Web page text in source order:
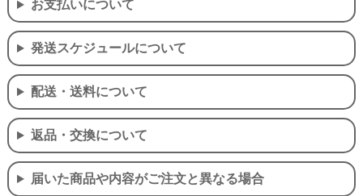
お支払いについて
発送スケジュールについて
配送・送料について
返品・交換について
届いた商品や内容がご注文と異なる場合